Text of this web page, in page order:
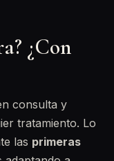
¿Con
consulta y
tratamiento. Lo
las primeras